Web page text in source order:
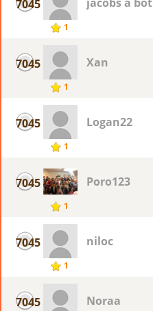
7045
1
7045
1
Xan
7045
1
Logan22
7045
1
Poro123
7045
1
niloc
7045 Noraa